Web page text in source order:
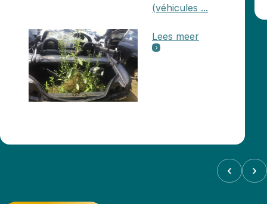
(véhicules ...
Lees meer
‹ ›